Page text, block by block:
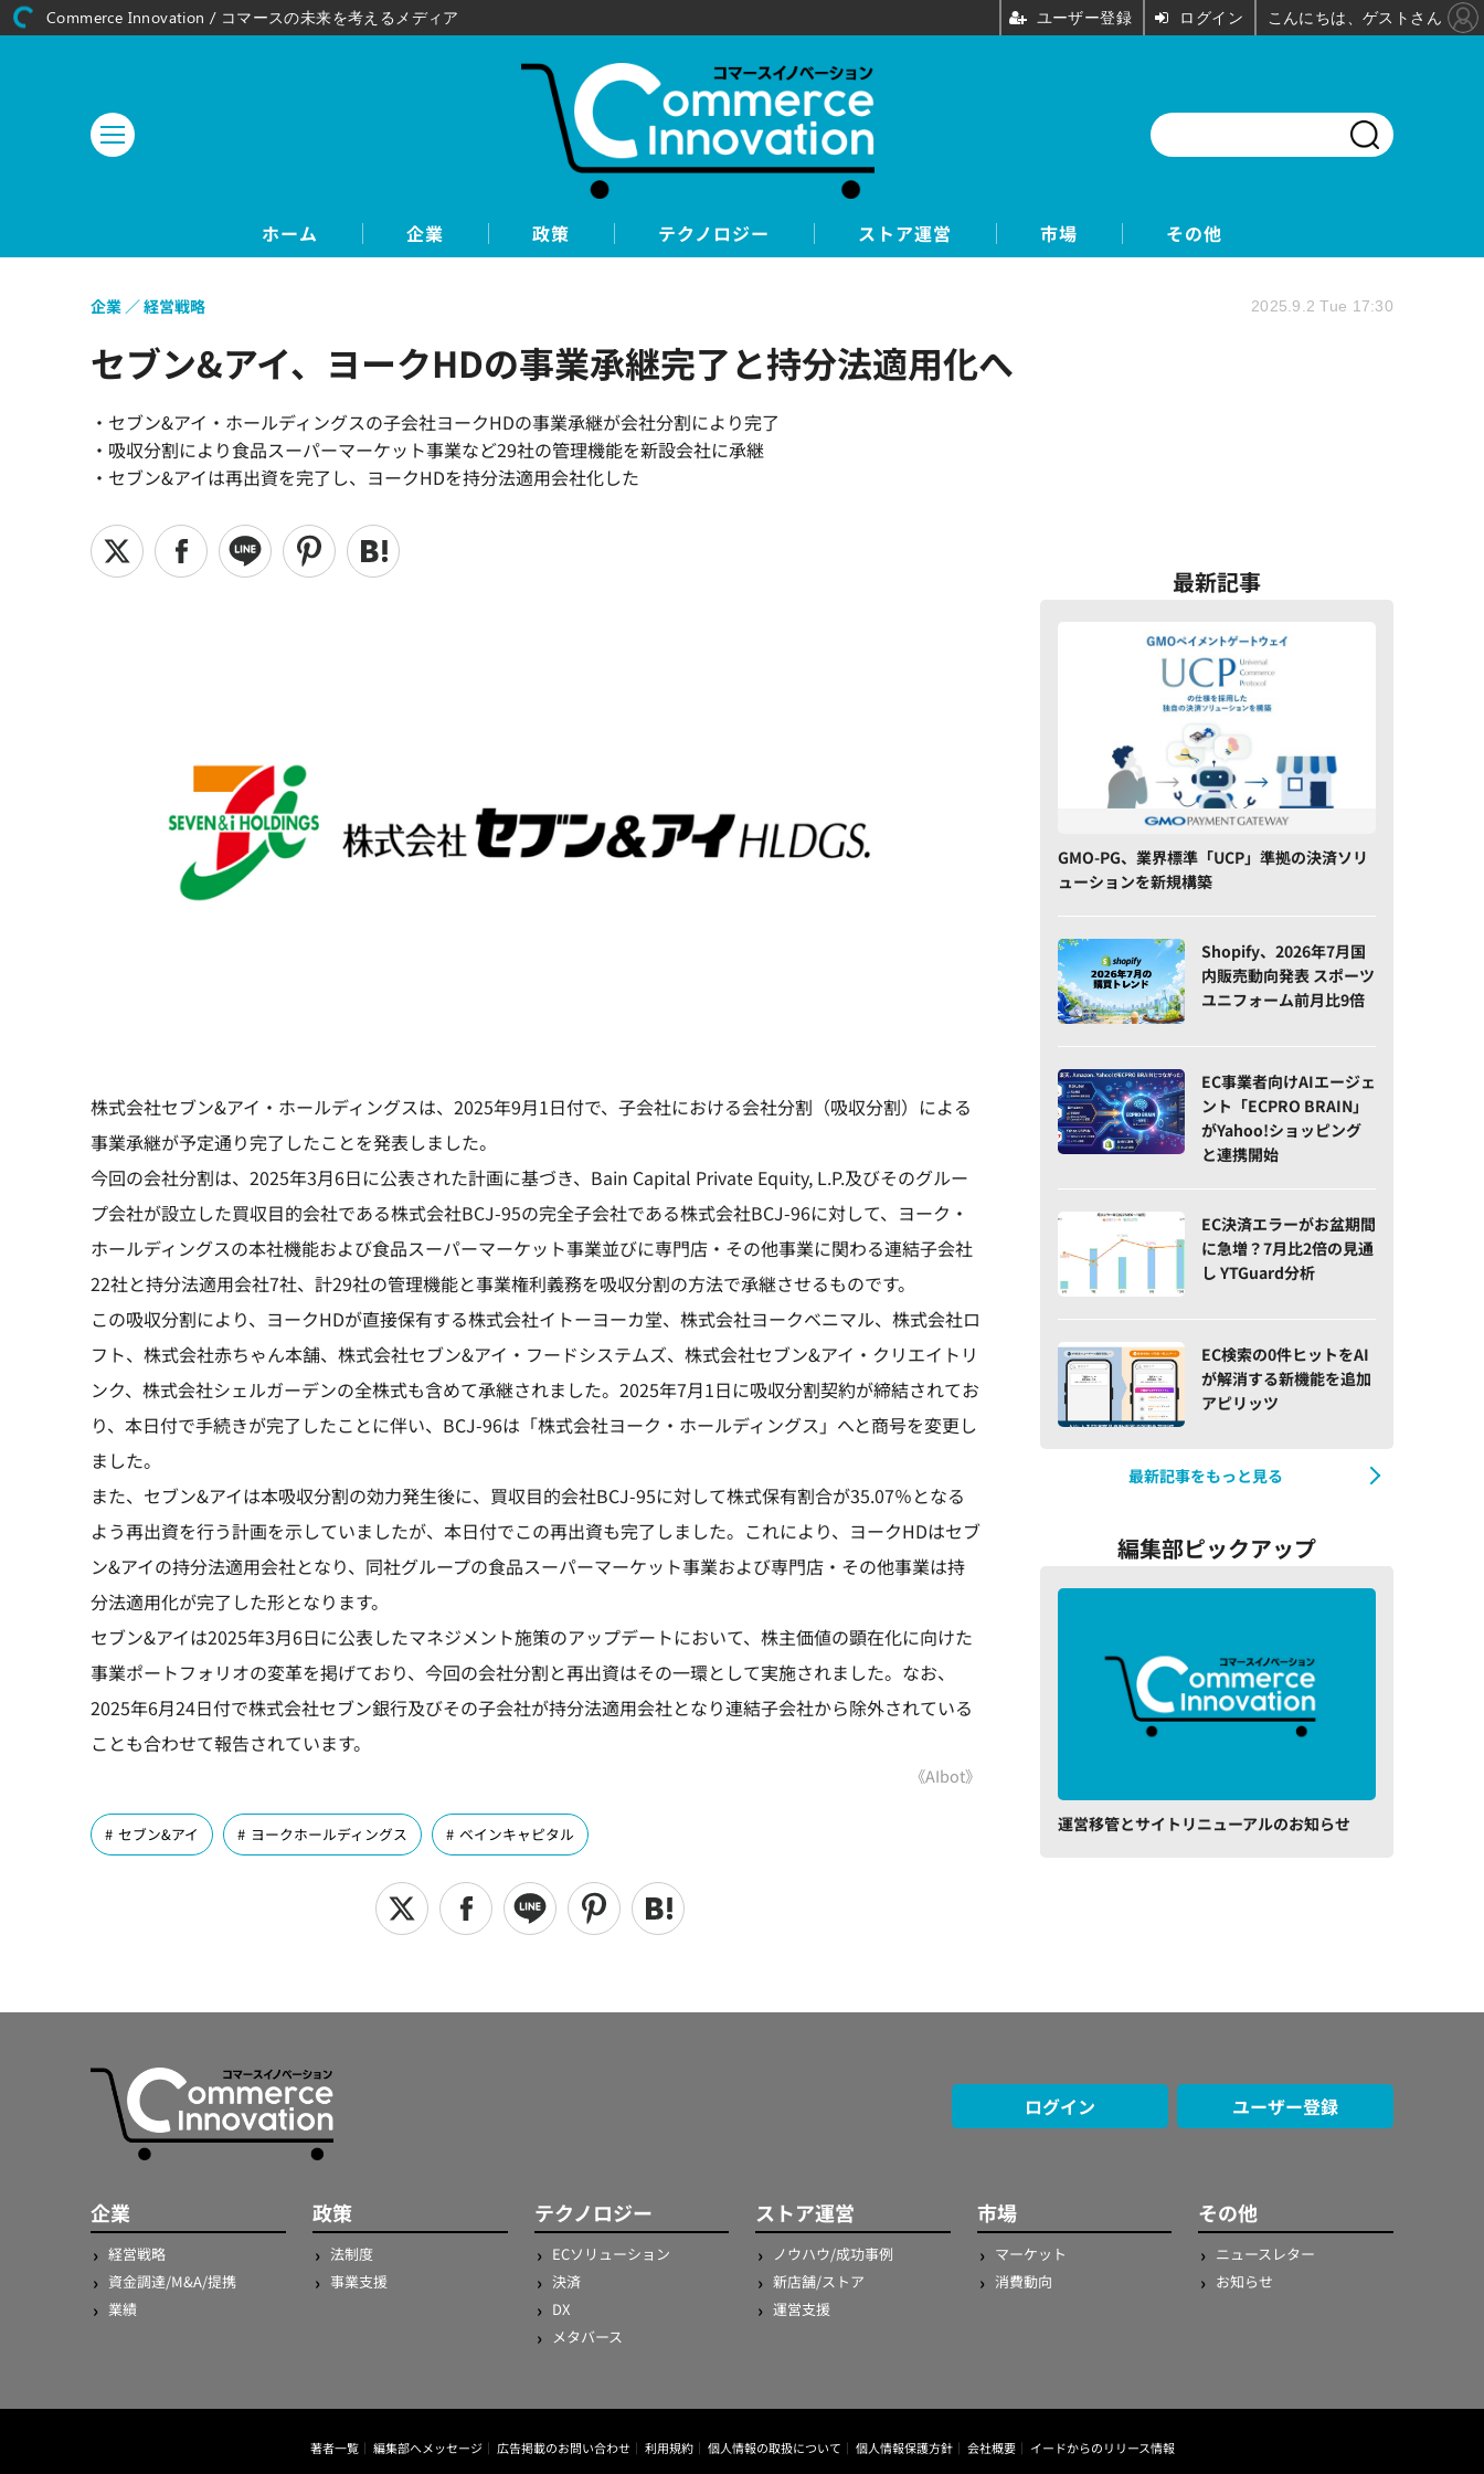
ホーム 企業 政策 テクノロジー ストア運営 市場 その他
セブン&アイ、ヨークHDの事業承継完了と持分法適用化へ
・セブン&アイ・ホールディングスの子会社ヨークHDの事業承継が会社分割により完了
・吸収分割により食品スーパーマーケット事業など29社の管理機能を新設会社に承継
・セブン&アイは再出資を完了し、ヨークHDを持分法適用会社化した
企業 経営戦略 2025.9.2 Tue 17:30
株式会社セブン&アイ・ホールディングスは、2025年9月1日付で、子会社における会社分割（吸収分割）による
事業承継が予定通り完了したことを発表しました。
今回の会社分割は、2025年3月6日に公表された計画に基づき、Bain Capital Private Equity, L.P.及びそのグルー
プ会社が設立した買収目的会社である株式会社BCJ-95の完全子会社である株式会社BCJ-96に対して、ヨーク・
ホールディングスの本社機能および食品スーパーマーケット事業並びに専門店・その他事業に関わる連結子会社
22社と持分法適用会社7社、計29社の管理機能と事業権利義務を吸収分割の方法で承継させるものです。
この吸収分割により、ヨークHDが直接保有する株式会社イトーヨーカ堂、株式会社ヨークベニマル、株式会社ロ
フト、株式会社赤ちゃん本舗、株式会社セブン&アイ・フードシステムズ、株式会社セブン&アイ・クリエイトリ
ンク、株式会社シェルガーデンの全株式も含めて承継されました。2025年7月1日に吸収分割契約が締結されてお
り、本日付で手続きが完了したことに伴い、BCJ-96は「株式会社ヨーク・ホールディングス」へと商号を変更し
ました。
また、セブン&アイは本吸収分割の効力発生後に、買収目的会社BCJ-95に対して株式保有割合が35.07％となる
よう再出資を行う計画を示していましたが、本日付でこの再出資も完了しました。これにより、ヨークHDはセブ
ン&アイの持分法適用会社となり、同社グループの食品スーパーマーケット事業および専門店・その他事業は持
分法適用化が完了した形となります。
セブン&アイは2025年3月6日に公表したマネジメント施策のアップデートにおいて、株主価値の顕在化に向けた
事業ポートフォリオの変革を掲げており、今回の会社分割と再出資はその一環として実施されました。なお、
2025年6月24日付で株式会社セブン銀行及びその子会社が持分法適用会社となり連結子会社から除外されている
ことも合わせて報告されています。
《AIbot》
セブン&アイ ヨークホールディングス ベインキャピタル
最新記事
GMO-PG、業界標準「UCP」準拠の決済ソリ
ューションを新規構築
Shopify、2026年7月国
内販売動向発表 スポーツ
ユニフォーム前月比9倍
EC事業者向けAIエージェ
ント「ECPRO BRAIN」
がYahoo!ショッピング
と連携開始
EC決済エラーがお盆期間
に急増？7月比2倍の見通
し YTGuard分析
EC検索の0件ヒットをAI
が解消する新機能を追加
アピリッツ
最新記事をもっと見る
編集部ピックアップ
運営移管とサイトリニューアルのお知らせ
ログイン ユーザー登録
企業
経営戦略
資金調達/M&A/提携
業績
政策
法制度
事業支援
テクノロジー
ECソリューション
決済
DX
メタバース
ストア運営
ノウハウ/成功事例
新店舗/ストア
運営支援
市場
マーケット
消費動向
その他
ニュースレター
お知らせ
著者一覧 編集部へメッセージ 広告掲載のお問い合わせ 利用規約 個人情報の取扱について 個人情報保護方針 会社概要
イードからのリリース情報
Commerce Innovation / コマースの未来を考えるメディア ユーザー登録 ログイン こんにちは、ゲストさん